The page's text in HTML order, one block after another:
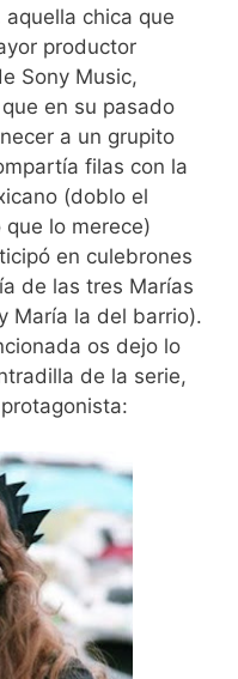
chica que
productor
Sony Music,
en su pasado
a un grupito
filas con la
(doblo el
lo merece)
en culebrones
de las tres Marías
María la del barrio).
os dejo lo
de la serie,